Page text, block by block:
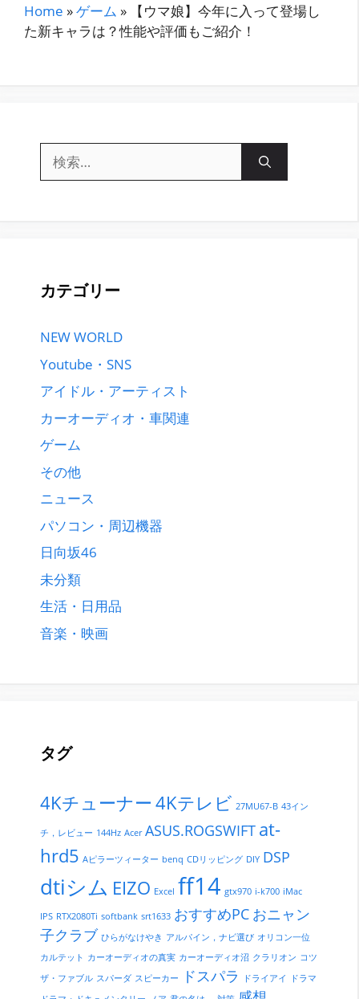
Home »ゲーム »
【ウマ娘】今年に入って登場し
た新キャラは？性能や評価もご紹介！
索:
カテゴリー
NEW WORLD
Youtube・SNS
アイドル・アーティスト
カーオーディオ・車関連
ゲーム
その他
ニュース
パソコン・周辺機器
日向坂46
未分類
生活・日用品
音楽・映画
タグ
4Kチューナー4Kテレビ 27MU67-B 43イン
チ，レビュー 144Hz Acer ASUS.ROGSWIFT at-
hrd5 Aピラーツィーター benq CDリッピング DIY DSP
dtiシム EIZO Excel ff14 gtx970 i-k700 iMac
IPS RTX2080Ti softbank srt1633 おすすめPC おニャン
子クラブ ひらがなけやき アルパイン，ナビ選び オリコン一位
カルテット カーオーディオの真実 カーオーディオ沼 クラリオン コツ
ザ・ファブル スパーダ スピーカー ドスパラ ドライアイ
ドラマ